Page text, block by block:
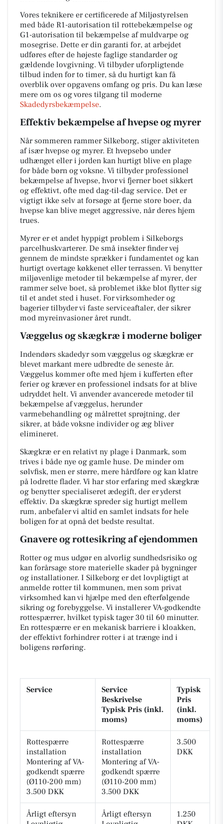
Vores teknikere er certificerede af Miljøstyrelsen
med både R1-autorisation til rottebekæmpelse og
G1-autorisation til bekæmpelse af muldvarpe og
mosegrise. Dette er din garanti for, at arbejdet
udføres efter de højeste faglige standarder og
gældende lovgivning. Vi tilbyder uforpligtende
tilbud inden for to timer, så du hurtigt kan få
overblik over opgavens omfang og pris. Du kan læse
mere om os og vores tilgang til moderne
Skadedyrsbekæmpelse.
Effektiv bekæmpelse af hvepse og myrer
Når sommeren rammer Silkeborg, stiger aktiviteten
af især hvepse og myrer. Et hvepsebo under
udhænget eller i jorden kan hurtigt blive en plage
for både børn og voksne. Vi tilbyder professionel
bekæmpelse af hvepse, hvor vi fjerner boet sikkert
og effektivt, ofte med dag-til-dag service. Det er
vigtigt ikke selv at forsøge at fjerne store boer, da
hvepse kan blive meget aggressive, når deres hjem
trues.
Myrer er et andet hyppigt problem i Silkeborgs
parcelhuskvarterer. De små insekter finder vej
gennem de mindste sprækker i fundamentet og kan
hurtigt overtage køkkenet eller terrassen. Vi benytter
miljøvenlige metoder til bekæmpelse af myrer, der
rammer selve boet, så problemet ikke blot flytter sig
til et andet sted i huset. For virksomheder og
bagerier tilbyder vi faste serviceaftaler, der sikrer
mod myreinvasioner året rundt.
Væggelus og skægkræ i moderne boliger
Indendørs skadedyr som væggelus og skægkræ er
blevet markant mere udbredte de seneste år.
Væggelus kommer ofte med hjem i kufferten efter
ferier og kræver en professionel indsats for at blive
udryddet helt. Vi anvender avancerede metoder til
bekæmpelse af væggelus, herunder
varmebehandling og målrettet sprøjtning, der
sikrer, at både voksne individer og æg bliver
elimineret.
Skægkræ er en relativt ny plage i Danmark, som
trives i både nye og gamle huse. De minder om
sølvfisk, men er større, mere hårdføre og kan klatre
på lodrette flader. Vi har stor erfaring med skægkræ
og benytter specialiseret ædegift, der er yderst
effektiv. Da skægkræ spreder sig hurtigt mellem
rum, anbefaler vi altid en samlet indsats for hele
boligen for at opnå det bedste resultat.
Gnavere og rottesikring af ejendommen
Rotter og mus udgør en alvorlig sundhedsrisiko og
kan forårsage store materielle skader på bygninger
og installationer. I Silkeborg er det lovpligtigt at
anmelde rotter til kommunen, men som privat
virksomhed kan vi hjælpe med den efterfølgende
sikring og forebyggelse. Vi installerer VA-godkendte
rottespærrer, hvilket typisk tager 30 til 60 minutter.
En rottespærre er en mekanisk barriere i kloakken,
der effektivt forhindrer rotter i at trænge ind i
boligens rørføring.
Service
Service
Beskrivelse
Typisk Pris (inkl.
moms)
Typisk
Pris
(inkl.
moms)
Rottespærre
installation
Montering af VA-
godkendt spærre
(Ø110-200 mm)
3.500 DKK
Rottespærre
installation
Montering af VA-
godkendt spærre
(Ø110-200 mm)
3.500 DKK
3.500
DKK
Årligt eftersyn
Årligt eftersyn
1.250